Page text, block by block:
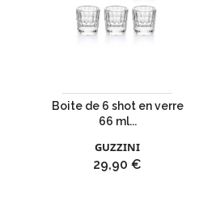
Boite de 6 shot en verre
66 ml...
GUZZINI
Prix
29,90 €